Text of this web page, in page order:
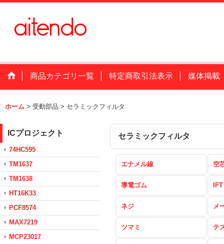
商品カテゴリ一覧 特定商取引法表示 媒体掲載
ホーム > 受動部品 > セラミックフィルタ
ICプロジェクト
74HC595
TM1637
TM1638
HT16K33
PCF8574
MAX7219
MCP23017
セラミックフィルタ
エナメル線 空
導電ゴム IFT
ネジ メ
ツマミ テ